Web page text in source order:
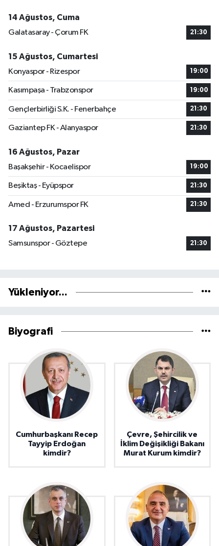
14 Ağustos, Cuma
Galatasaray - Çorum FK
21:30
15 Ağustos, Cumartesi
Konyaspor - Rizespor
19:00
Kasımpaşa - Trabzonspor 19:00
Gençlerbirliği S.K. - Fenerbahçe 21:30
Gaziantep FK - Alanyaspor 21:30
16 Ağustos, Pazar
Başakşehir - Kocaelispor
19:00
Beşiktaş - Eyüpspor 21:30
Amed - Erzurumspor FK 21:30
17 Ağustos, Pazartesi
Samsunspor - Göztepe
21:30
Yükleniyor...
Biyografi
Cumhurbaşkanı Recep
Tayyip Erdoğan
kimdir?
Çevre, Şehircilik ve
İklim Değişikliği Bakanı
Murat Kurum kimdir?